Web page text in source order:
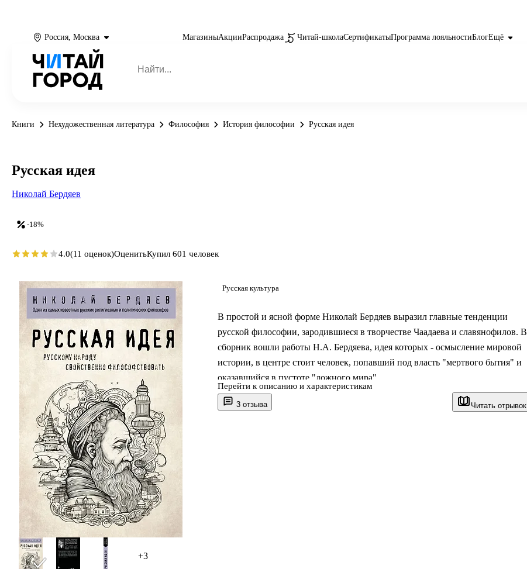
Россия, Москва МагазиныАкцииРаспродажа Читай-школаСертификатыПрограмма лояльностиБлогЕщё
Книги Нехудожественная литература Философия История философии Русская идея
+3
3 отзыва Читать отрывок
Русская культура
В простой и ясной форме Николай Бердяев выразил главные тенденции
русской философии, зародившиеся в творчестве Чаадаева и славянофилов. В
сборник вошли работы Н.А. Бердяева, идея которых - осмысление мировой
истории, в центре стоит человек, попавший под власть "мертвого бытия" и
оказавшийся в пустоте "ложного мира".
Перейти к описанию и характеристикам
-18%
Русская идея
Николай Бердяев
4.0(11 оценок)ОценитьКупил 601 человек